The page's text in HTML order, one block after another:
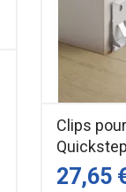
Clips
27,65